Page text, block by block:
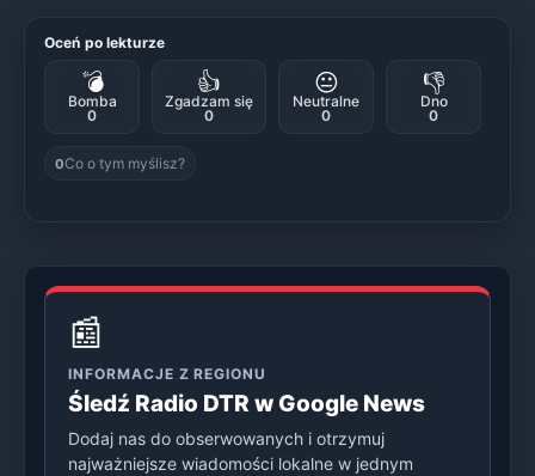
Oceń po lekturze
💣
Bomba
0
👍
Zgadzam się
0
😐
Neutralne
0
👎
Dno
0
0Co o tym myślisz?
📰
INFORMACJE Z REGIONU
Śledź Radio DTR w Google News
Dodaj nas do obserwowanych i otrzymuj
najważniejsze wiadomości lokalne w jednym